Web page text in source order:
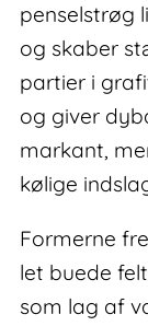
penselstrøg
og skaber
partier i
og giver
markant,
kølige
Formerne
let buede
som lag af